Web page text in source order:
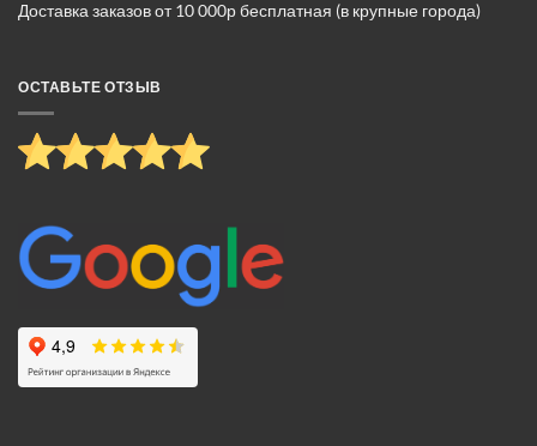
Доставка заказов от 10 000р бесплатная (в крупные города)
ОСТАВЬТЕ ОТЗЫВ